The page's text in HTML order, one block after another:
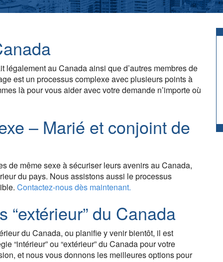
au Canada ainsi que d’autres membres de
est un processus complexe avec plusieurs points à
là pour vous aider avec votre demande n’importe où
– Marié et conjoint de
de même sexe à sécuriser leurs avenirs au Canada,
du pays. Nous assistons aussi le processus
Contactez-nous dès maintenant.
“extérieur” du Canada
du Canada, ou planifie y venir bientôt, il est
“intérieur” ou “extérieur” du Canada pour votre
et nous vous donnons les meilleures options pour